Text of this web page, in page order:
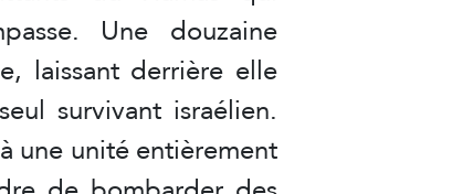
Une douzaine
laissant derrière elle
survivant israélien.
une unité entièrement